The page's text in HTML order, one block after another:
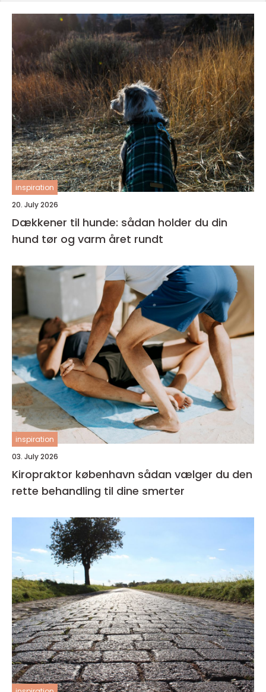
inspiration
20. July 2026
Dækkener til hunde: sådan holder du din
hund tør og varm året rundt
inspiration
03. July 2026
Kiropraktor københavn sådan vælger du den
rette behandling til dine smerter